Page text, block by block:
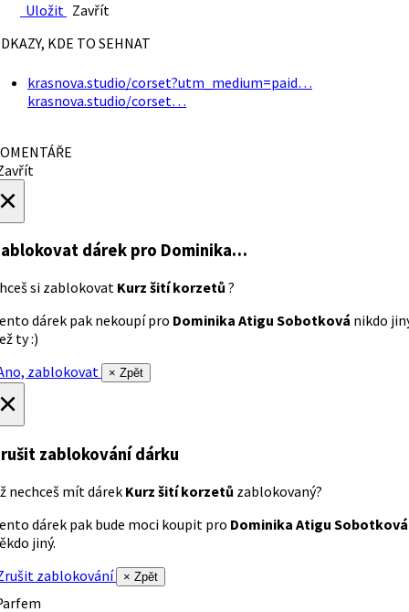
Uložit Zavřít
KDE TO SEHNAT
krasnova.studio/corset?utm_medium=paid…
krasnova.studio/corset…
dárek pro Dominika…
si zablokovat Kurz šití korzetů ?
dárek pak nekoupí pro Dominika Atigu Sobotková nikdo
ty :)
zablokovat
× Zpět
zablokování dárku
nechceš mít dárek Kurz šití korzetů zablokovaný?
dárek pak bude moci koupit pro Dominika Atigu Sobotková
jiný.
zablokování
× Zpět